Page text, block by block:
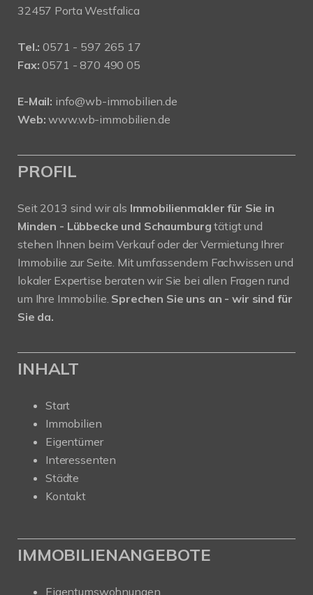
32457 Porta Westfalica
Tel.: 0571 - 597 265 17
Fax: 0571 - 870 490 05
E-Mail: info@wb-immobilien.de
Web: www.wb-immobilien.de
PROFIL
Seit 2013 sind wir als Immobilienmakler für Sie in
Minden - Lübbecke und Schaumburgtätigt und
stehen Ihnen beim Verkauf oder der Vermietung Ihrer
Immobilie zur Seite. Mit umfassendem Fachwissen und
lokaler Expertise beraten wir Sie bei allen Fragen rund
um Ihre Immobilie. Sprechen Sie uns an - wir sind für
Sie da.
INHALT
Start
Immobilien
Eigentümer
Interessenten
Städte
Kontakt
IMMOBILIENANGEBOTE
Eigentumswohnungen